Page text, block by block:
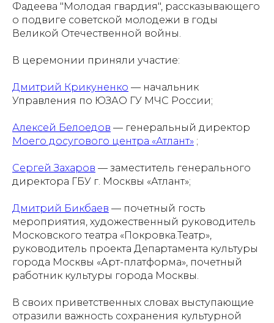
Фадеева "Молодая гвардия", рассказывающего
о подвиге советской молодежи в годы
Великой Отечественной войны.
В церемонии приняли участие:
Дмитрий Крикуненко — начальник
Управления по ЮЗАО ГУ МЧС России;
Алексей Белоедов — генеральный директор
Моего досугового центра «Атлант» ;
Сергей Захаров — заместитель генерального
директора ГБУ г. Москвы «Атлант»;
Дмитрий Бикбаев — почетный гость
мероприятия, художественный руководитель
Московского театра «Покровка.Театр»,
руководитель проекта Департамента культуры
города Москвы «Арт-платформа», почетный
работник культуры города Москвы.
В своих приветственных словах выступающие
отразили важность сохранения культурной